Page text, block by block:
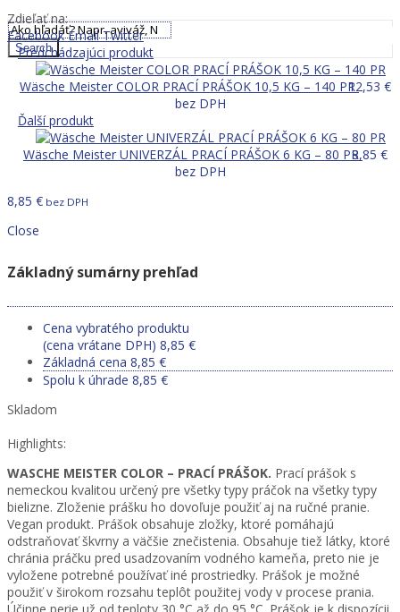
0,00€
Search
Zdieľať na:
Facebook Email Twitter
Predchádzajúci produkt
Wäsche Meister COLOR PRACÍ PRÁŠOK 10,5 KG – 140 PR12,53 €
bez DPH
Ďalší produkt
Wäsche Meister UNIVERZÁL PRACÍ PRÁŠOK 6 KG – 80 PR8,85 €
bez DPH
8,85 € bez DPH
Close
Základný sumárny prehľad
Cena vybratého produktu
(cena vrátane DPH) 8,85 €
Základná cena 8,85 €
Spolu k úhrade 8,85 €
Skladom
Highlights:
WASCHE MEISTER COLOR – PRACÍ PRÁŠOK. Prací prášok s
nemeckou kvalitou určený pre všetky typy práčok na všetky typy
bielizne. Zloženie prášku ho dovoľuje použiť aj na ručné pranie.
Vegan produkt. Prášok obsahuje zložky, ktoré pomáhajú
odstraňovať škvrny a väčšie znečistenia. Obsahuje tiež látky, ktoré
chránia práčku pred usadzovaním vodného kameňa, preto nie je
vyložene potrebné používať iné prostriedky. Prášok je možné
použiť v širokom rozsahu teplôt použitej vody v procese prania.